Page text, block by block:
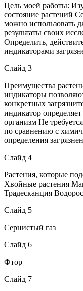
Цель моей работы:
состояние растений
можно использовать
результаты своих
Определить,
индикаторами
Слайд 3
Преимущества
индикаторы
конкретных
индикатор
организм Не
по сравнению с
определения
Слайд 4
Растения, которые
Хвойные растения
Традесканция
Слайд 5
Сернистый газ
Слайд 6
Фтор
Слайд 7